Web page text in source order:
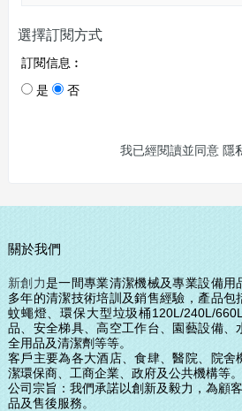
選擇訂閱方式
訂閱信息︰
是 否
我已經閱讀並同意 隱
關於我們
新創力是一間專業清潔機械及專業設備用
多年的清潔技術培訓及銷售經驗，產品包
蚊蠅燈、環保大型垃圾桶120L/240L/
品、安全梯具、高空工作台、園藝設備、
全用品及清潔劑等等。
客戶主要為各大酒店、食肆、醫院、院舍
潔環保商、工商企業、政府及公共機構等。
公司宗旨：我們承諾以創新及毅力，為顧
品及售後服務。